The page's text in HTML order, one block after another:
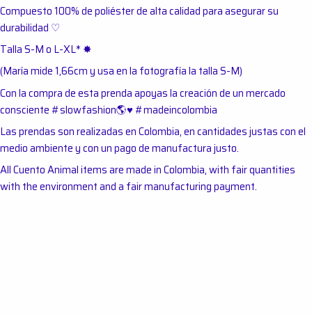
Compuesto 100% de poliéster de alta calidad para asegurar su
durabilidad ♡
Talla S-M o L-XL* ✸
(María mide 1,66cm y usa en la fotografía la talla S-M)
Con la compra de esta prenda apoyas la creación de un mercado
consciente #slowfashion🌎♥︎#madeincolombia
Las prendas son realizadas en Colombia, en cantidades justas con el
medio ambiente y con un pago de manufactura justo.
All Cuento Animal items are made in Colombia, with fair quantities
with the environment and a fair manufacturing payment.